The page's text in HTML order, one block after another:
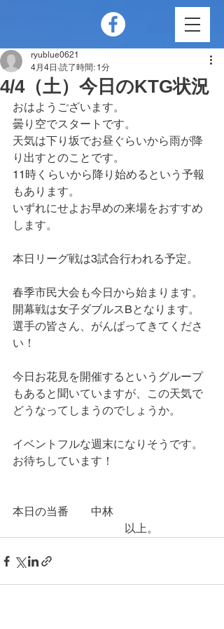
4/4（土）今日のKTG状況
ryublue0621
4月4日 読了時間: 1分
おはようございます。
曇り空でスタートです。
天気は下り坂でお昼ぐらいから雨が降
り出すとのことです。
11時くらいから降り始めるという予報
もあります。
いずれにせよお早めの来場をおすすめ
します。
本日リーグ戦は3試合行われる予定。
春季市民大会も今日から始まります。
開幕戦は女子ダブルスBとなります。
選手の皆さん、がんばってきてくださ
い！
今日お花見を開催するというグループ
もあると聞いていますが、この天気で
どうなってしまうのでしょうか。
イベントフルな週末になりそうです。
お待ちしています！
本日の当番　　中林
以上。